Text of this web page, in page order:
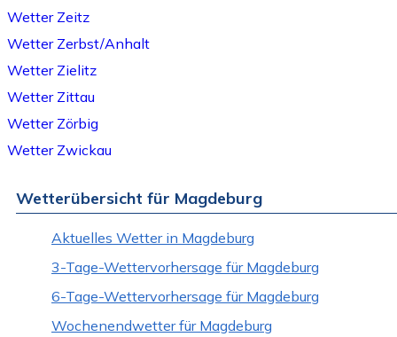
Wetter Zeitz
Wetter Zerbst/Anhalt
Wetter Zielitz
Wetter Zittau
Wetter Zörbig
Wetter Zwickau
Wetterübersicht für Magdeburg
Aktuelles Wetter in Magdeburg
3-Tage-Wettervorhersage für Magdeburg
6-Tage-Wettervorhersage für Magdeburg
Wochenendwetter für Magdeburg